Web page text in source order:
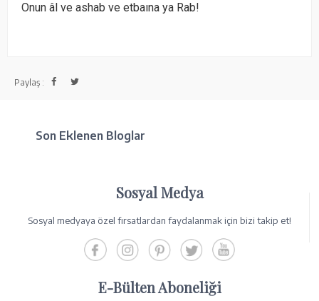
Onun âl ve ashab ve etbaına ya Rab!
Paylaş :
Son Eklenen Bloglar
Sosyal Medya
Sosyal medyaya özel fırsatlardan faydalanmak için bizi takip et!
E-Bülten Aboneliği